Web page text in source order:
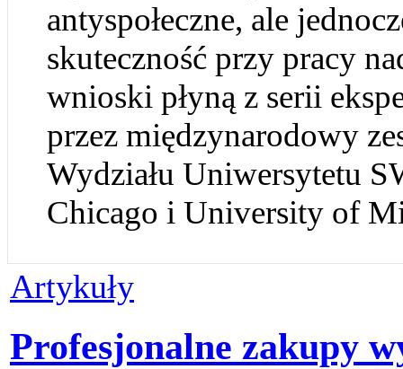
antyspołeczne, ale
skuteczność przy pracy
wnioski płyną z serii
przez międzynarodowy
Wydziału Uniwersytetu
Chicago i University of
Artykuły
Profesjonalne zakupy